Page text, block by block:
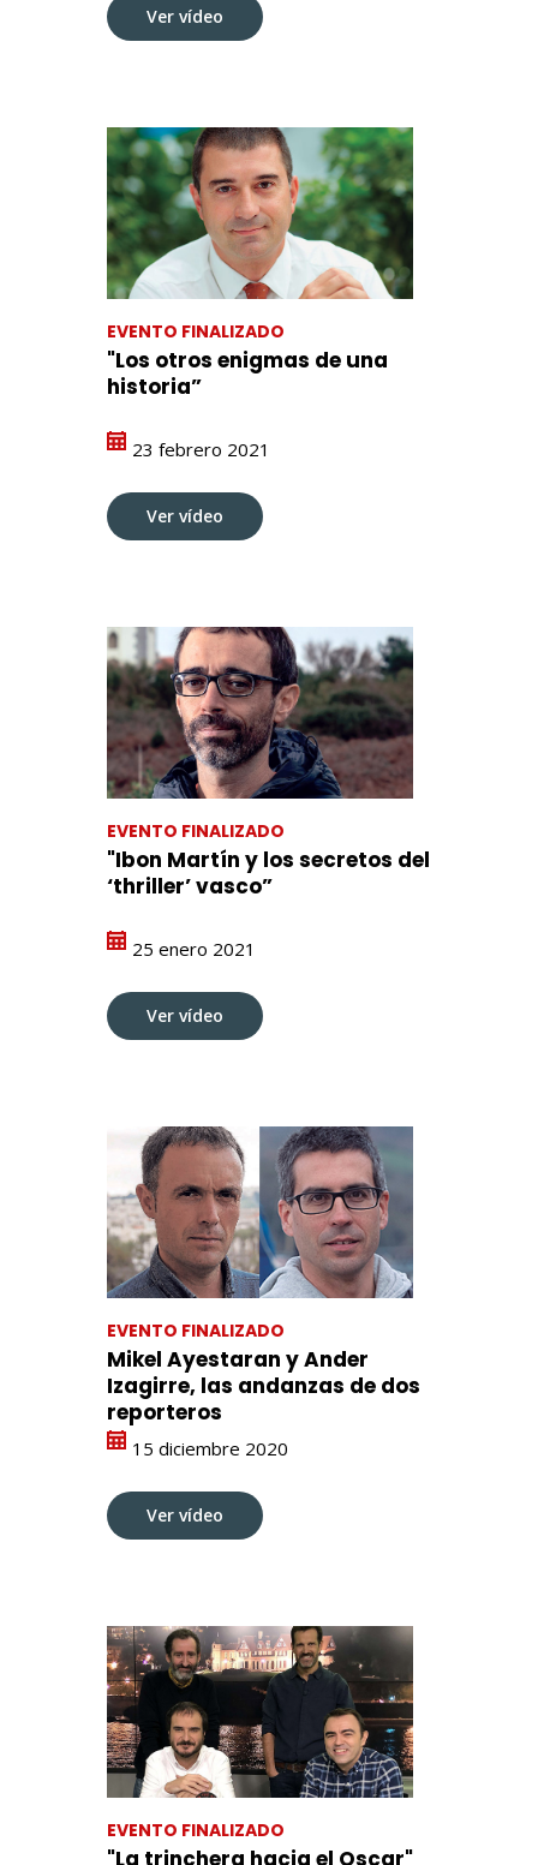
Ver vídeo
EVENTO FINALIZADO
"Los otros enigmas de una
historia”
23 febrero 2021
Ver vídeo
EVENTO FINALIZADO
"Ibon Martín y los secretos del
‘thriller’ vasco”
25 enero 2021
Ver vídeo
EVENTO FINALIZADO
Mikel Ayestaran y Ander
Izagirre, las andanzas de dos
reporteros
15 diciembre 2020
Ver vídeo
EVENTO FINALIZADO
"La trinchera hacia el Oscar"